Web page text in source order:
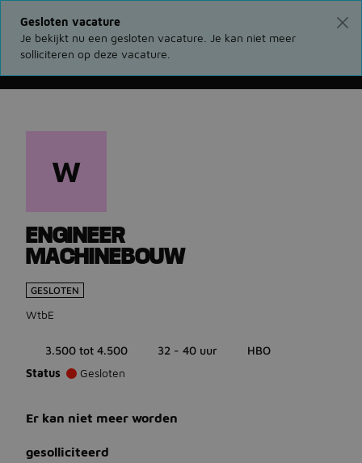
Gesloten vacature
Je bekijkt nu een gesloten vacature. Je kan niet meer
solliciteren op deze vacature.
W
ENGINEER
MACHINEBOUW
GESLOTEN
WtbE
3.500 tot 4.500 32 - 40 uur
HBO
Status
Gesloten
Er kan niet meer worden
gesolliciteerd